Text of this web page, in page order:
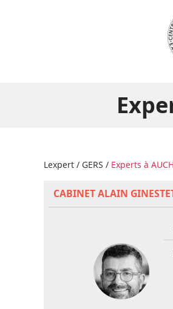
Lexpert / GERS / Experts à AUCH
CABINET ALAIN